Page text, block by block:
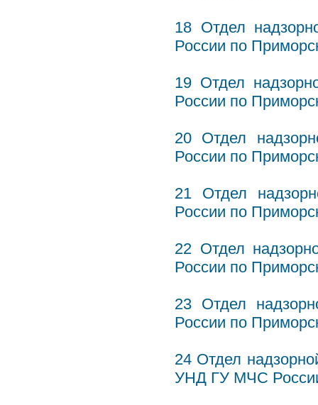
18 Отдел
России по
19 Отдел
России по
20 Отдел
России по
21 Отдел
России по
22 Отдел
России по
23 Отдел
России по
24 Отдел
УНД ГУ МЧС